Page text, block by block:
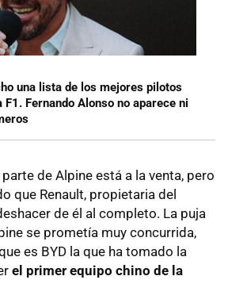
una lista de los mejores pilotos
Fernando Alonso no aparece ni
de Alpine está a la venta, pero
que Renault, propietaria del
de él al completo. La puja
se prometía muy concurrida,
es BYD la que ha tomado la
el primer equipo chino de la